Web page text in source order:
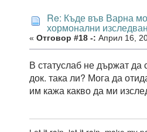
Re: Къде във Варна
хормонални
« Отговор #18 -: Април 16,
В статуслаб не държат да
док. така ли? Мога да
им кажа какво да ми